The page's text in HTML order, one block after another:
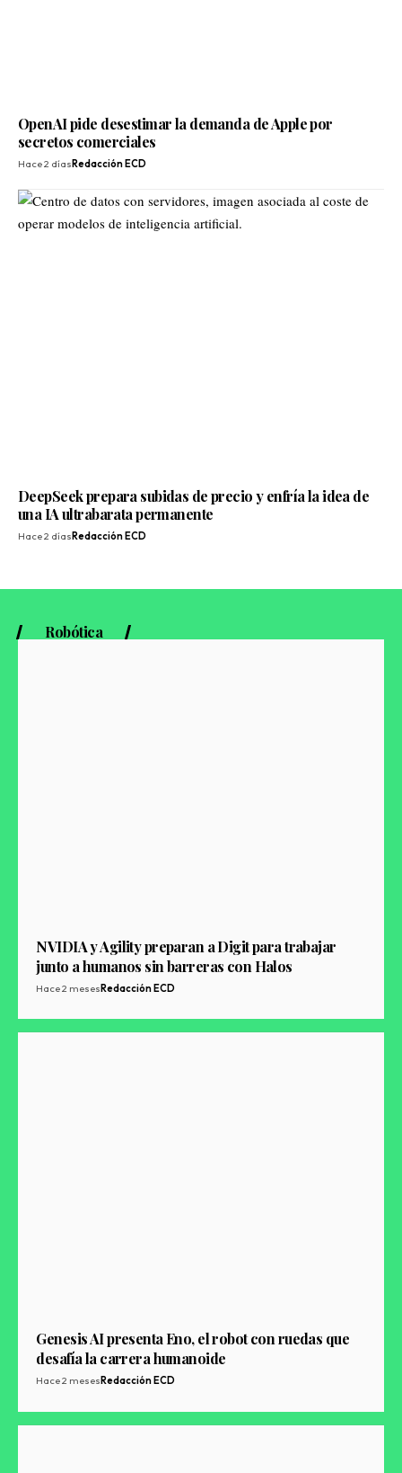
OpenAI pide desestimar la demanda de Apple por
secretos comerciales
Hace 2 díasRedacción ECD
DeepSeek prepara subidas de precio y enfría la idea de
una IA ultrabarata permanente
Hace 2 días Redacción ECD
Robótica
NVIDIA y Agility preparan a Digit para trabajar
junto a humanos sin barreras con Halos
Hace 2 mesesRedacción ECD
Genesis AI presenta Eno, el robot con ruedas que
desafía la carrera humanoide
Hace 2 meses Redacción ECD